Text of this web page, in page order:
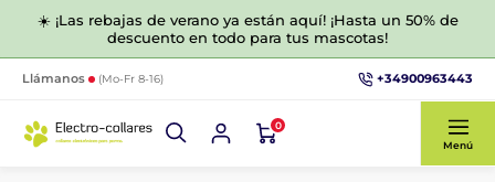
☀️ ¡Las rebajas de verano ya están aquí! ¡Hasta un 50% de
descuento en todo para tus mascotas!
Llámanos (Mo-Fr 8-16) +34900963443
0
Menú